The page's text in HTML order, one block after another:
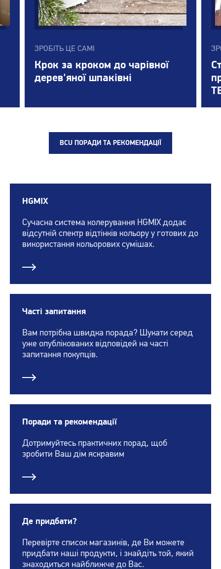
ЗРОБІТЬ ЦЕ САМІ
Крок за кроком до чарівної
дерев'яної шпаківні
ВCU ПОРАДИ ТА РЕКОМЕНДАЦІЇ
HGMIX
Сучасна система колерування HGMIX додає
відсутній спектр відтінків кольору у готових до
використання кольорових сумішах.
Часті запитання
Вам потрібна швидка порада? Шукати серед
уже опублікованих відповідей на часті
запитання покупців.
Поради та рекомендації
Дотримуйтесь практичних порад, щоб
зробити Ваш дім яскравим
Де придбати?
Перевірте список магазинів, де Ви можете
придбати наші продукти, і знайдіть той, який
знаходиться найближче до Вас.